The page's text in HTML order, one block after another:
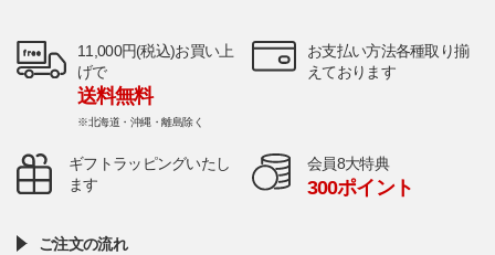
11,000円(税込)お買い上
げで
送料無料
※北海道・沖縄・離島除く
お支払い方法各種取り揃
えております
ギフトラッピングいたし
ます
会員8大特典
300ポイント
ご注文の流れ